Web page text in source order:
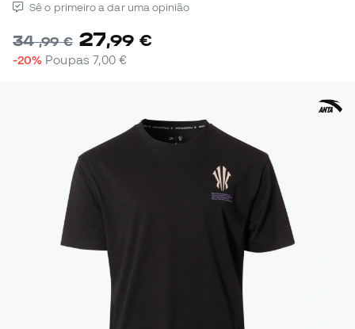
Sê o primeiro a dar uma opinião
34,99 € 27,99 €
-20% Poupas 7,00 €